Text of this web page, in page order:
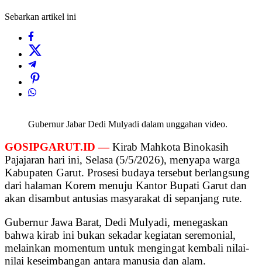
Sebarkan artikel ini
Gubernur Jabar Dedi Mulyadi dalam unggahan video.
GOSIPGARUT.ID — Kirab Mahkota Binokasih
Pajajaran hari ini, Selasa (5/5/2026), menyapa warga
Kabupaten Garut. Prosesi budaya tersebut berlangsung
dari halaman Korem menuju Kantor Bupati Garut dan
akan disambut antusias masyarakat di sepanjang rute.
Gubernur Jawa Barat, Dedi Mulyadi, menegaskan
bahwa kirab ini bukan sekadar kegiatan seremonial,
melainkan momentum untuk mengingat kembali nilai-
nilai keseimbangan antara manusia dan alam.